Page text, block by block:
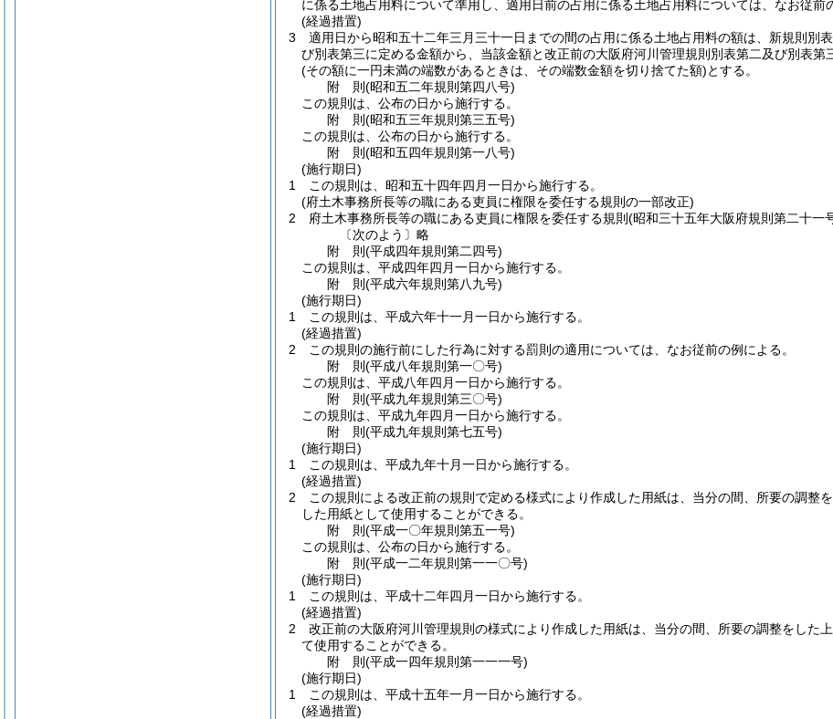
に係る土地占用料について準用し、適用日前の占用に係る土地占用料については、なお従前
(経過措置)
3
適用日から昭和五十二年三月三十一日までの間の占用に係る土地占用料の額は、新規則別
び別表第三に定める金額から、当該金額と改正前の大阪府河川管理規則別表第二及び別表
(その額に一円未満の端数があるときは、その端数金額を切り捨てた額)とする。
附 則(昭和五二年規則第四八号)
この規則は、公布の日から施行する。
附 則(昭和五三年規則第三五号)
この規則は、公布の日から施行する。
附 則(昭和五四年規則第一八号)
(施行期日)
1
この規則は、昭和五十四年四月一日から施行する。
(府土木事務所長等の職にある吏員に権限を委任する規則の一部改正)
2
府土木事務所長等の職にある吏員に権限を委任する規則 (昭和三十五年大阪府規則第二十一
〔次のよう〕略
附 則(平成四年規則第二四号)
この規則は、平成四年四月一日から施行する。
附 則(平成六年規則第八九号)
(施行期日)
1
この規則は、平成六年十一月一日から施行する。
(経過措置)
2
この規則の施行前にした行為に対する罰則の適用については、なお従前の例による。
附 則(平成八年規則第一〇号)
この規則は、平成八年四月一日から施行する。
附 則(平成九年規則第三〇号)
この規則は、平成九年四月一日から施行する。
附 則(平成九年規則第七五号)
(施行期日)
1
この規則は、平成九年十月一日から施行する。
(経過措置)
2
この規則による改正前の規則で定める様式により作成した用紙は、当分の間、所要の調整
した用紙として使用することができる。
附 則(平成一〇年規則第五一号)
この規則は、公布の日から施行する。
附 則(平成一二年規則第一一〇号)
(施行期日)
1
この規則は、平成十二年四月一日から施行する。
(経過措置)
2
改正前の大阪府河川管理規則の様式により作成した用紙は、当分の間、所要の調整をした
て使用することができる。
附 則(平成一四年規則第一一一号)
(施行期日)
1
この規則は、平成十五年一月一日から施行する。
(経過措置)